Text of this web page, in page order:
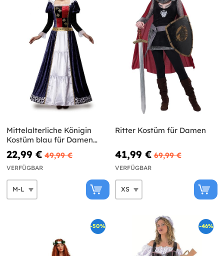
Mittelalterliche Königin
Kostüm blau für Damen
Classic
22,99 € 49,99 €
VERFÜGBAR
Ritter Kostüm für Damen
41,99 € 69,99 €
VERFÜGBAR
-50% -46%